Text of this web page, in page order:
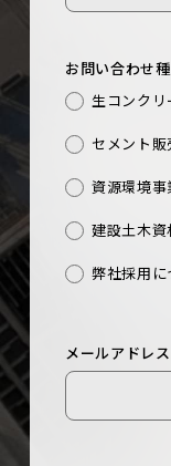
お問い合わせ
生コンク
セメント
資源環境事
建設⼟⽊
弊社採用に
メールアドレス